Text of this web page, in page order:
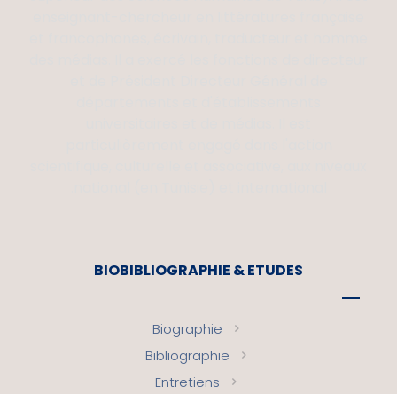
BIOBIBLIOGRAPHIE & ETUDES
Biographie
Bibliographie
Entretiens